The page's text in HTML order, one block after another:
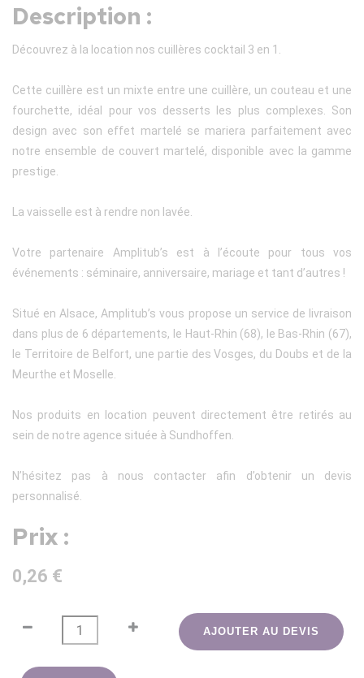
Description :
Découvrez à la location nos cuillères cocktail 3 en 1.
Cette cuillère est un mixte entre une cuillère, un couteau et une
fourchette, idéal pour vos desserts les plus complexes. Son
design avec son effet martelé se mariera parfaitement avec
notre ensemble de couvert martelé, disponible avec la gamme
prestige.
La vaisselle est à rendre non lavée.
Votre partenaire Amplitub’s est à l’écoute pour tous vos
événements : séminaire, anniversaire, mariage et tant d’autres !
Situé en Alsace, Amplitub’s vous propose un service de livraison
dans plus de 6 départements, le Haut-Rhin (68), le Bas-Rhin (67),
le Territoire de Belfort, une partie des Vosges, du Doubs et de la
Meurthe et Moselle.
Nos produits en location peuvent directement être retirés au
sein de notre agence située à Sundhoffen.
N’hésitez pas à nous contacter afin d’obtenir un devis
personnalisé.
Prix :
0,26 €
AJOUTER AU DEVIS